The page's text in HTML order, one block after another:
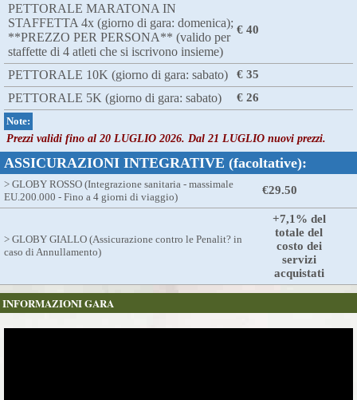
PETTORALE MARATONA IN
STAFFETTA 4x (giorno di gara: domenica);
**PREZZO PER PERSONA** (valido per
staffette di 4 atleti che si iscrivono insieme)
€ 40
PETTORALE 10K (giorno di gara: sabato) € 35
PETTORALE 5K (giorno di gara: sabato) € 26
Note:
Prezzi validi fino al 20 LUGLIO 2026. Dal 21 LUGLIO nuovi prezzi.
ASSICURAZIONI INTEGRATIVE (facoltative):
> GLOBY ROSSO (Integrazione sanitaria - massimale
EU.200.000 - Fino a 4 giorni di viaggio)
€29.50
> GLOBY GIALLO (Assicurazione contro le Penalit? in
caso di Annullamento)
+7,1% del
totale del
costo dei
servizi
acquistati
INFORMAZIONI GARA